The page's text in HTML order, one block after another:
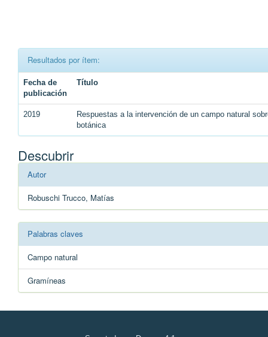
Resultados por ítem:
Fecha de
publicación
Título
2019
Respuestas a la intervención de un campo natural
botánica
Descubrir
Autor
Robuschi Trucco, Matías
Palabras claves
Campo natural
Gramíneas